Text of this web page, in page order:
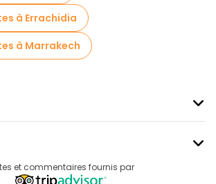
à Errachidia
à Marrakech
et commentaires fournis par